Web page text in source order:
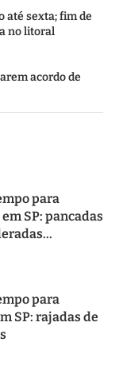
até sexta; fim de
no litoral
acordo de
para
SP: pancadas
para
SP: rajadas de